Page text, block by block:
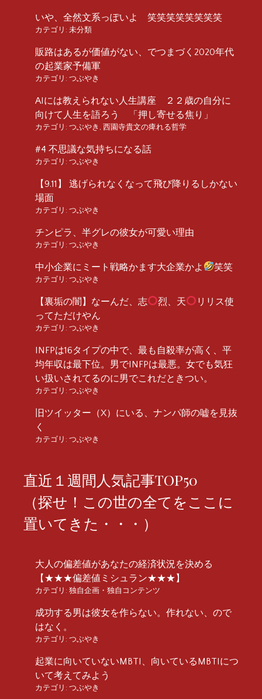
いや、全然文系っぽいよ 笑笑笑笑笑笑笑笑
カテゴリ: 未分類
販路はあるが価値がない、でつまづく2020年代
の起業家予備軍
カテゴリ: つぶやき
AIには教えられない人生講座 ２２歳の自分に
向けて人生を語ろう 「押し寄せる焦り」
カテゴリ: つぶやき 西園寺貴文の痺れる哲学
#4 不思議な気持ちになる話
カテゴリ: つぶやき
【9.11】 逃げられなくなって飛び降りるしかない
場面
カテゴリ: つぶやき
チンピラ、半グレの彼女が可愛い理由
カテゴリ: つぶやき
中小企業にミート戦略かます大企業かよ 笑笑
カテゴリ: つぶやき
【裏垢の闇】なーんだ、志 烈、天
リリス使
ってただけやん
カテゴリ: つぶやき
INFPは16タイプの中で、最も自殺率が高く、平
均年収は最下位。男でINFPは最悪。女でも気狂
い扱いされてるのに男でこれだときつい。
カテゴリ: つぶやき
旧ツイッター（X）にいる、ナンパ師の嘘を見抜
く
カテゴリ: つぶやき
直近１週間人気記事TOP50
（探せ！この世の全てをここに
置いてきた・・・）
大人の偏差値があなたの経済状況を決める
【★★★偏差値ミシュラン★★★】
カテゴリ: 独自企画・独自コンテンツ
成功する男は彼女を作らない。作れない、ので
はなく。
カテゴリ: つぶやき
起業に向いていないMBTI、向いているMBTIにつ
いて考えてみよう
カテゴリ: つぶやき